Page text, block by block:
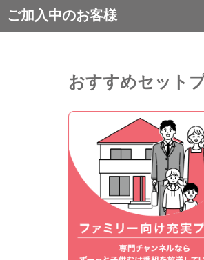
ご加入中のお客様
おすすめセット